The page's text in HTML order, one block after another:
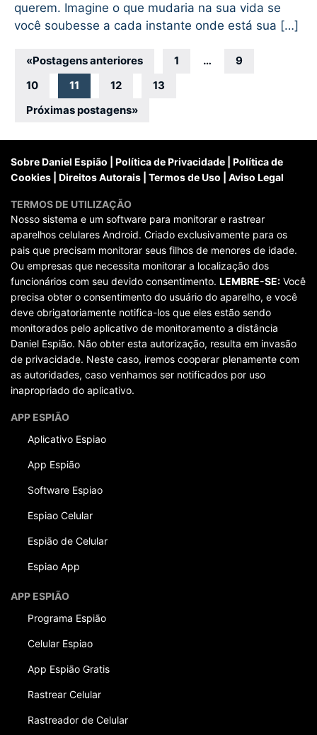
querem. Imagine o que mudaria na sua vida se
você soubesse a cada instante onde está sua […]
Navegação
por
posts
«Postagens anteriores 1 …
9
10
11 12
13
Próximas postagens»
Sobre Daniel Espião Política de Privacidade
Política de
Cookies
Direitos Autorais Termos de Uso Aviso Legal
TERMOS DE UTILIZAÇÃO
Nosso sistema e um software para monitorar e rastrear
aparelhos celulares Android. Criado exclusivamente para os
pais que precisam monitorar seus filhos de menores de idade.
Ou empresas que necessita monitorar a localização dos
funcionários com seu devido consentimento. LEMBRE-SE: Você
precisa obter o consentimento do usuário do aparelho, e você
deve obrigatoriamente notifica-los que eles estão sendo
monitorados pelo aplicativo de monitoramento a distância
Daniel Espião. Não obter esta autorização, resulta em invasão
de privacidade. Neste caso, iremos cooperar plenamente com
as autoridades, caso venhamos ser notificados por uso
inapropriado do aplicativo.
APP ESPIÃO
Aplicativo Espiao
App Espião
Software Espiao
Espiao Celular
Espião de Celular
Espiao App
APP ESPIÃO
Programa Espião
Celular Espiao
App Espião Gratis
Rastrear Celular
Rastreador de Celular